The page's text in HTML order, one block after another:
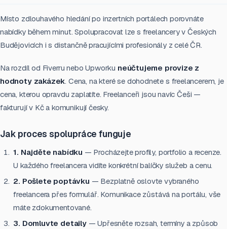
Místo zdlouhavého hledání po inzertních portálech porovnáte
nabídky během minut. Spolupracovat lze s freelancery v Českých
Budějovicích i s distančně pracujícími profesionály z celé ČR.
Na rozdíl od Fiverru nebo Upworku neúčtujeme provize z
hodnoty zakázek. Cena, na které se dohodnete s freelancerem, je
cena, kterou opravdu zaplatíte. Freelanceři jsou navíc Češi —
fakturují v Kč a komunikují česky.
Jak proces spolupráce funguje
1. Najděte nabídku — Procházejte profily, portfolio a recenze.
U každého freelancera vidíte konkrétní balíčky služeb a cenu.
2. Pošlete poptávku — Bezplatně oslovte vybraného
freelancera přes formulář. Komunikace zůstává na portálu, vše
máte zdokumentované.
3. Domluvte detaily— Upřesněte rozsah, termíny a způsob